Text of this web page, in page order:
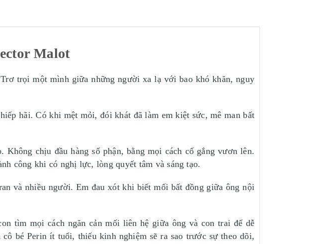
Malot
trọi một mình giữa những người xa lạ với bao khó khăn, nguy
hãi. Có khi mệt mỏi, đói khát đã làm em kiệt sức, mê man bất
chịu đầu hàng số phận, bằng mọi cách cố gắng vươn lên.
công khi có nghị lực, lòng quyết tâm và sáng tạo.
và nhiều người. Em đau xót khi biết mối bất đồng giữa ông nội
tìm mọi cách ngăn cản mối liên hệ giữa ông và con trai để dễ
bé Perin ít tuổi, thiếu kinh nghiệm sẽ ra sao trước sự theo dõi,